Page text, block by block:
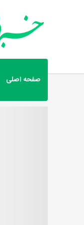
صفحه اصلی